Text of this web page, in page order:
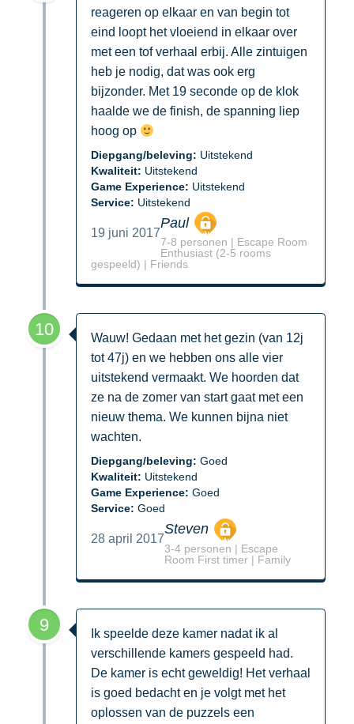
reageren op elkaar en van begin tot
eind loopt het vloeiend in elkaar over
met een tof verhaal erbij. Alle zintuigen
heb je nodig, dat was ook erg
bijzonder. Met 19 seconde op de klok
haalde we de finish, de spanning liep
hoog op
Diepgang/beleving: Uitstekend
Kwaliteit: Uitstekend
Game Experience: Uitstekend
Service: Uitstekend
19 juni 2017
Paul
7-8 personen | Escape Room
Enthusiast (2-5 rooms
gespeeld) | Friends
10
Wauw! Gedaan met het gezin (van 12j
tot 47j) en we hebben ons alle vier
uitstekend vermaakt. We hoorden dat
ze na de zomer van start gaat met een
nieuw thema. We kunnen bijna niet
wachten.
Diepgang/beleving: Goed
Kwaliteit: Uitstekend
Game Experience: Goed
Service: Goed
28 april 2017
Steven
3-4 personen | Escape
Room First timer | Family
9
Ik speelde deze kamer nadat ik al
verschillende kamers gespeeld had.
De kamer is echt geweldig! Het verhaal
is goed bedacht en je volgt met het
oplossen van de puzzels een